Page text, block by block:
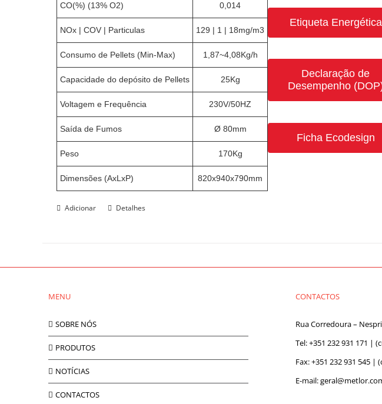
CO(%) (13% O2) 0,014
NOx | COV | Particulas 129 | 1 | 18mg/m3
Consumo de Pellets (Min-Max) 1,87~4,08Kg/h
Capacidade do depósito de Pellets 25Kg
Voltagem e Frequência 230V/50HZ
Saída de Fumos Ø 80mm
Peso 170Kg
Dimensões (AxLxP) 820x940x790mm
Etiqueta Energética
Declaração de
Desempenho
Ficha Ecodesign
Adicionar Detalhes
MENU
SOBRE NÓS
PRODUTOS
NOTÍCIAS
CONTACTOS
CONTACTOS
Rua Corredoura –
Tel:+351 232 931 171 |
Fax: +351 232 931 545
E-mail: